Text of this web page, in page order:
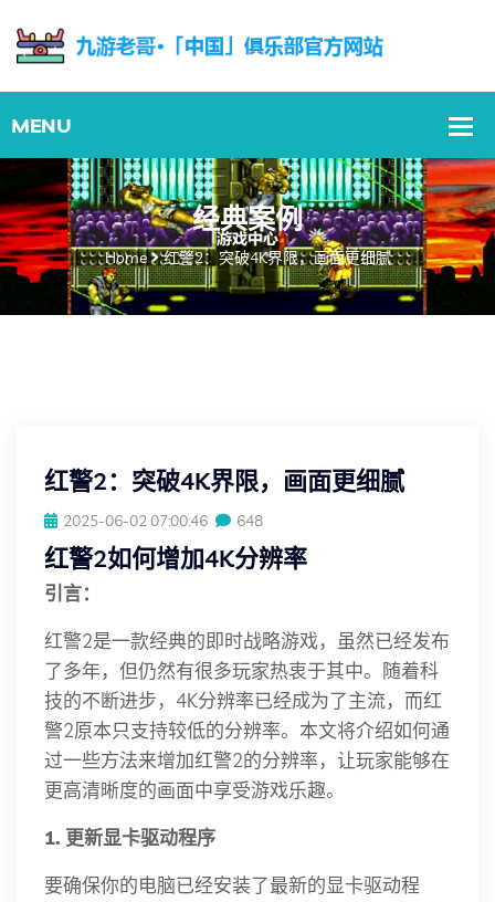
经典案例
Home 红警2：突破4K界限，画面更细腻
红警2：突破4K界限，画面更细腻
2025-06-02 07:00:46 648
红警2如何增加4K分辨率
引言：
红警2是一款经典的即时战略游戏，虽然已经发布
了多年，但仍然有很多玩家热衷于其中。随着科
技的不断进步，4K分辨率已经成为了主流，而红
警2原本只支持较低的分辨率。本文将介绍如何通
过一些方法来增加红警2的分辨率，让玩家能够在
更高清晰度的画面中享受游戏乐趣。
1. 更新显卡驱动程序
要确保你的电脑已经安装了最新的显卡驱动程